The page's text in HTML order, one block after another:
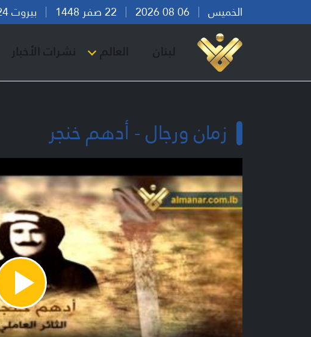
الخميس بيروت 22:24
لبنان العالم نشرات الأخبار
زمان ورجال - أدهم خنجر
Play
Video